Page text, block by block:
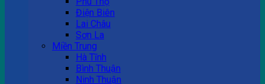
Điện Biên
Lai Châu
Sơn La
Miền Trung
Hà Tĩnh
Bình Thuận
Ninh Thuận